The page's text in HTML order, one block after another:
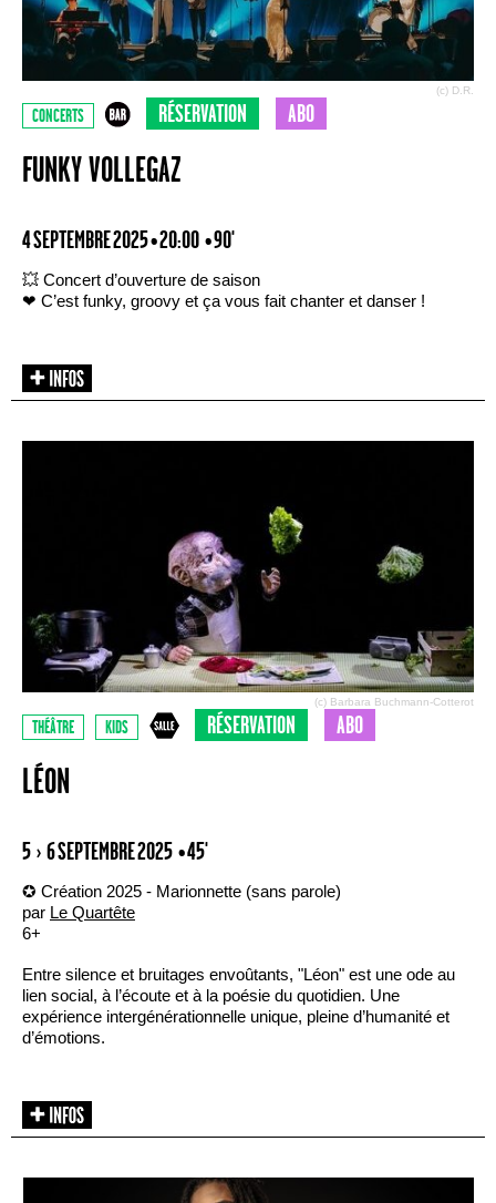
(c) D.R.
CONCERTS RÉSERVATION ABO
FUNKY VOLLEGAZ
4 SEPTEMBRE 2025 • 20:00 • 90'
💥 Concert d’ouverture de saison
❤ C’est funky, groovy et ça vous fait chanter et danser !
(c) Barbara Buchmann-Cotterot
THÉÂTRE KIDS RÉSERVATION ABO
LÉON
5 › 6 SEPTEMBRE 2025 • 45'
✪ Création 2025 - Marionnette (sans parole)
par Le Quartête
6+
Entre silence et bruitages envoûtants, "Léon" est une ode au
lien social, à l’écoute et à la poésie du quotidien. Une
expérience intergénérationnelle unique, pleine d’humanité et
d’émotions.